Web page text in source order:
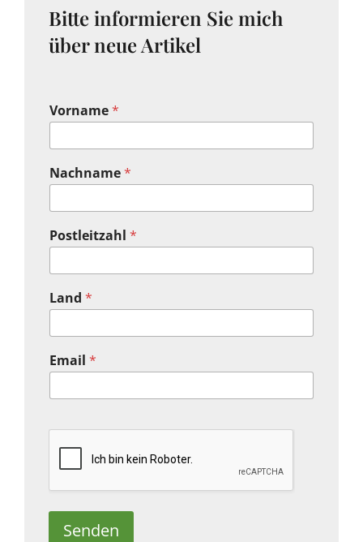
Bitte informieren Sie mich
über neue Artikel
Vorname*
Nachname*
Postleitzahl *
Land *
Email *
Senden